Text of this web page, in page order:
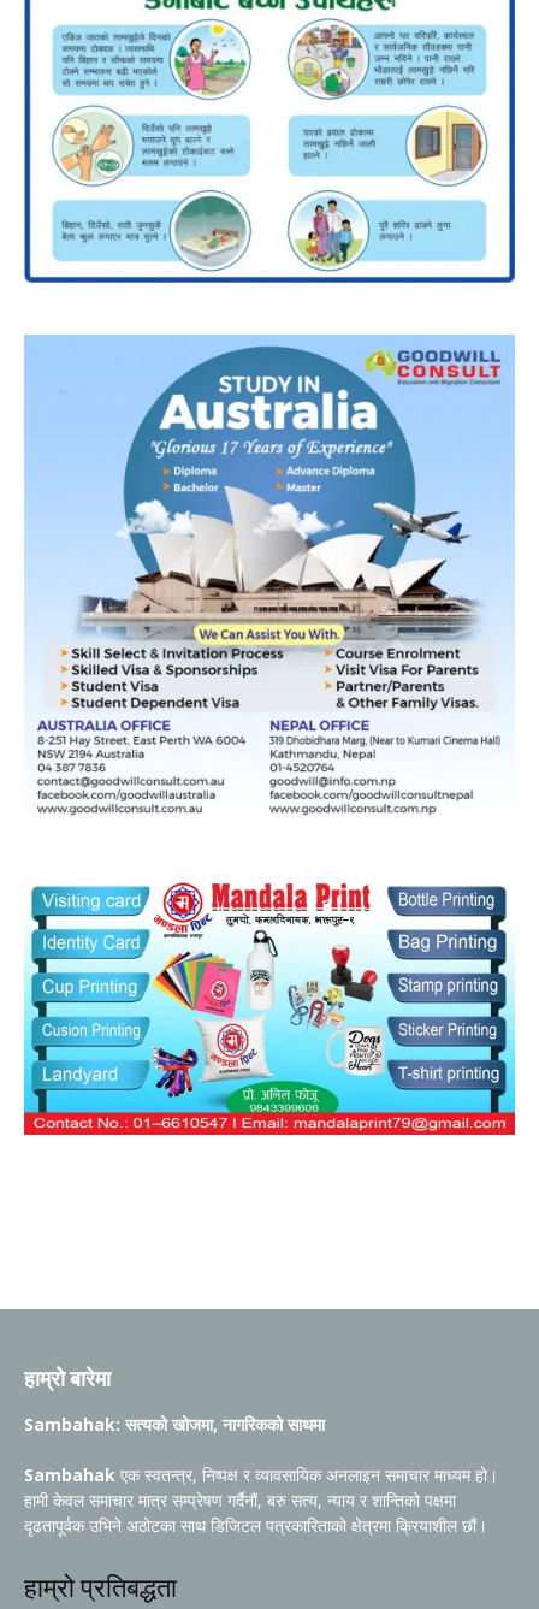
हाम्रो बारेमा
Sambahak: सत्यको खोजमा, नागरिकको साथमा
Sambahak एक स्वतन्त्र, निष्पक्ष र व्यावसायिक अनलाइन समाचार माध्यम हो।
हामी केवल समाचार मात्र सम्प्रेषण गर्दैनौं, बरु सत्य, न्याय र शान्तिको पक्षमा
दृढतापूर्वक उभिने अठोटका साथ डिजिटल पत्रकारिताको क्षेत्रमा क्रियाशील छौं।
हाम्रो प्रतिबद्धता